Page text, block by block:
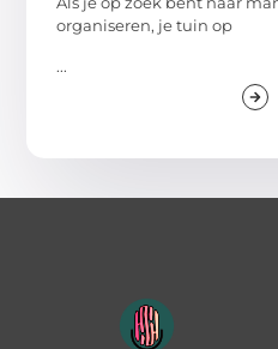
organiseren, je tuin op
...